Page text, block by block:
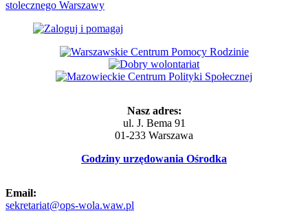
Nasz adres:
ul. J. Bema 91
01-233 Warszawa
Godziny urzędowania Ośrodka
Email:
sekretariat@ops-wola.waw.pl